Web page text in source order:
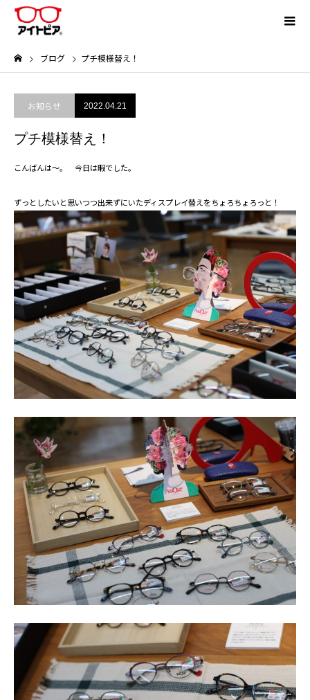
ブログ プチ模様替え！
お知らせ 2022.04.21
プチ模様替え！
こんばんは～。 今日は暇でした。
ずっとしたいと思いつつ出来ずにいたディスプレイ替えをちょろちょろっと！